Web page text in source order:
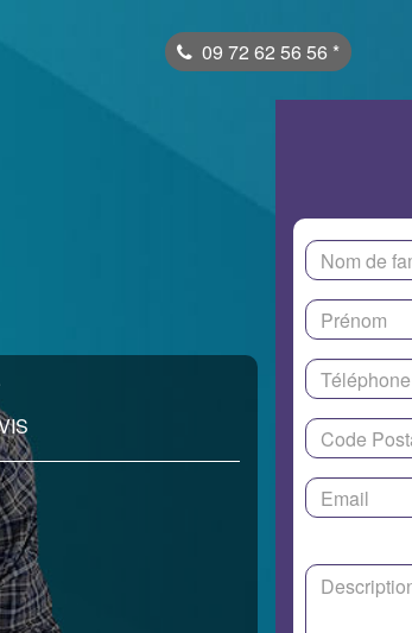
09 72 62 56 56 *